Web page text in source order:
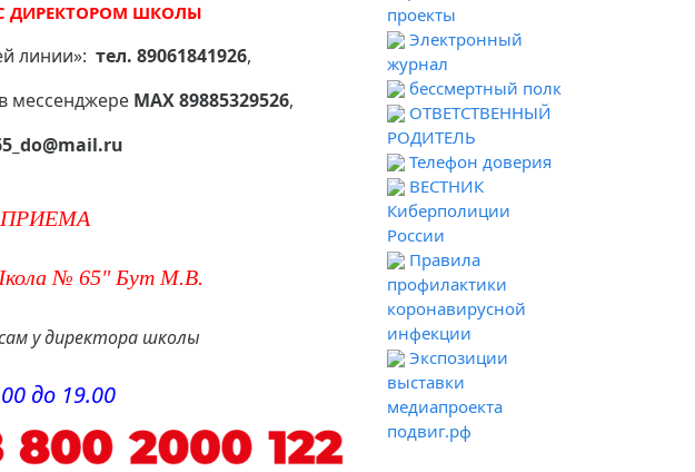
ДИРЕКТОРОМ ШКОЛЫ
линии»: тел. 89061841926,
МАХ 89885329526,
№ 65" Бут М.В.
у директора школы
до 19.00
проекты
Электронный
журнал
бессмертный полк
ОТВЕТСТВЕННЫЙ
РОДИТЕЛЬ
Телефон доверия
ВЕСТНИК
Киберполиции
России
Правила
профилактики
коронавирусной
инфекции
Экспозиции
выставки
медиапроекта
подвиг.рф